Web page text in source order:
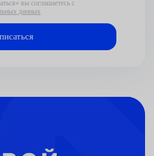
вы соглашаетесь с
данных